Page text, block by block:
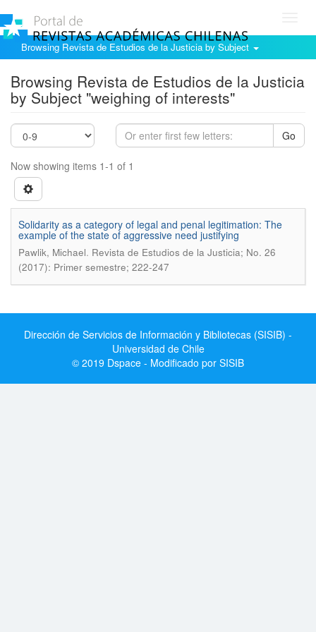
Browsing Revista de Estudios de la Justicia by Subject
Browsing Revista de Estudios de la Justicia
by Subject "weighing of interests"
Go
Now showing items 1-1 of 1
Solidarity as a category of legal and penal legitimation: The
example of the state of aggressive need justifying
Pawlik, Michael. Revista de Estudios de la Justicia; No. 26
(2017): Primer semestre; 222-247
Dirección de Servicios de Información y Bibliotecas (SISIB) -
Universidad de Chile
© 2019 Dspace - Modificado por SISIB